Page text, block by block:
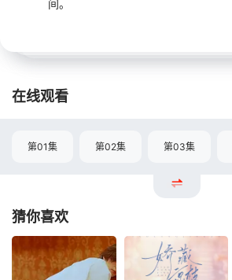
间。
在线观看
第01集 第02集 第03集
猜你喜欢